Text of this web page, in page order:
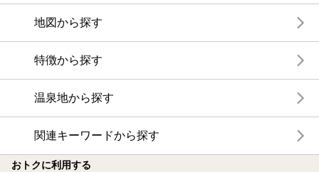
地図から探す
特徴から探す
温泉地から探す
関連キーワードから探す
おトクに利用する